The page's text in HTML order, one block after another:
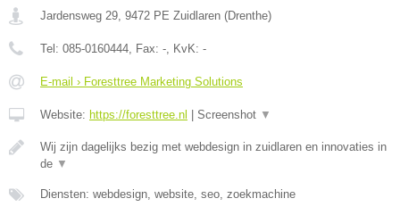
Jardensweg 29, 9472 PE Zuidlaren (Drenthe)
Tel: 085-0160444, Fax: -, KvK: -
E-mail › Foresttree Marketing Solutions
Website: https://foresttree.nl Screenshot ▼
Wij zijn dagelijks bezig met webdesign in zuidlaren en innovaties in
de ▼
Diensten: webdesign, website, seo, zoekmachine